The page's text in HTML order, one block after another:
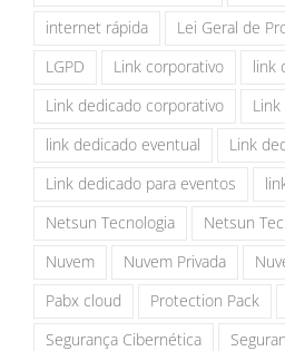
internet rápida
Lei Geral de
LGPD
Link corporativo
link
Link dedicado corporativo
link dedicado eventual
Link
Link dedicado para eventos
Netsun Tecnologia
Netsun
Nuvem
Nuvem Privada
Pabx cloud
Protection Pack
Segurança Cibernética